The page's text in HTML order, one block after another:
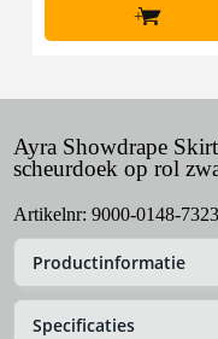
+
Ayra Showdrape
scheurdoek op rol
Artikelnr: 9000-0148-7323
Productinformatie
Specificaties